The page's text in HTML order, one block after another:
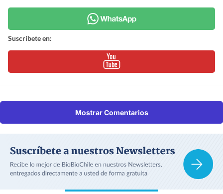
Suscríbete en:
Mostrar Comentarios